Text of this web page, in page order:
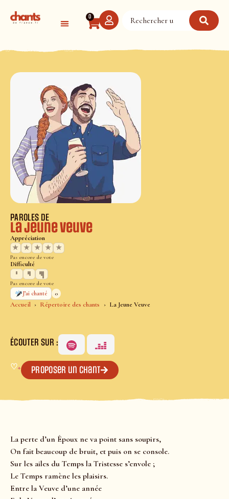
0
Accueil Répertoire des chants La Jeune Veuve
PAROLES DE
La Jeune Veuve
Appréciation
★
★ ★ ★ ★
Pas encore de vote
Difficulté
Pas encore de vote
J’ai chanté
0
ÉCOUTER SUR :
♡+ Proposer un chant
La perte d’un Époux ne va point sans soupirs,
On fait beaucoup de bruit, et puis on se console.
Sur les ailes du Temps la Tristesse s’envole ;
Le Temps ramène les plaisirs.
Entre la Veuve d’une année